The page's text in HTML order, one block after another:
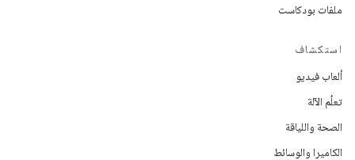
ملفات بودكاست
استكشاف
ألعاب فيديو
تعلُم الآلة
الصحة واللياقة
الكاميرا والوسائط